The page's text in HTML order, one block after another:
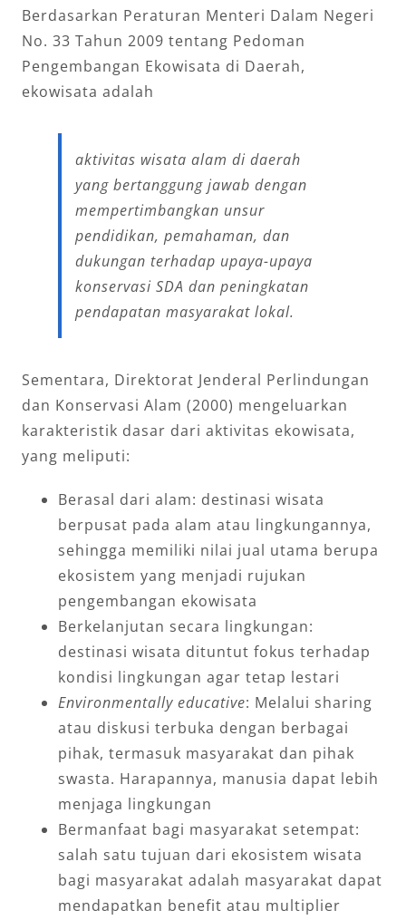
Berdasarkan Peraturan Menteri Dalam Negeri
No. 33 Tahun 2009 tentang Pedoman
Pengembangan Ekowisata di Daerah,
ekowisata adalah
aktivitas wisata alam di daerah
yang bertanggung jawab dengan
mempertimbangkan unsur
pendidikan, pemahaman, dan
dukungan terhadap upaya-upaya
konservasi SDA dan peningkatan
pendapatan masyarakat lokal.
Sementara, Direktorat Jenderal Perlindungan
dan Konservasi Alam (2000) mengeluarkan
karakteristik dasar dari aktivitas ekowisata,
yang meliputi:
Berasal dari alam: destinasi wisata
berpusat pada alam atau lingkungannya,
sehingga memiliki nilai jual utama berupa
ekosistem yang menjadi rujukan
pengembangan ekowisata
Berkelanjutan secara lingkungan:
destinasi wisata dituntut fokus terhadap
kondisi lingkungan agar tetap lestari
Environmentally educative: Melalui sharing
atau diskusi terbuka dengan berbagai
pihak, termasuk masyarakat dan pihak
swasta. Harapannya, manusia dapat lebih
menjaga lingkungan
Bermanfaat bagi masyarakat setempat:
salah satu tujuan dari ekosistem wisata
bagi masyarakat adalah masyarakat dapat
mendapatkan benefit atau multiplier